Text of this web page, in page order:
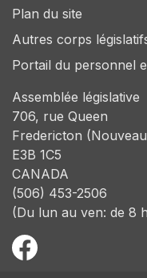
Plan du site
Autres corps
Portail du personnel
Assemblée législative
706, rue Queen
Fredericton
E3B 1C5
CANADA
(506) 453-2506
(Du lun au ven: de 8